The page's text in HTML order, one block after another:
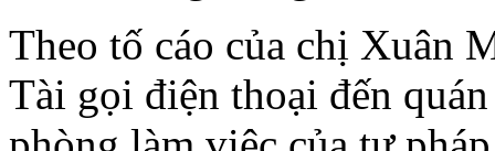
Theo tố cáo của chị Xuân
Tài gọi điện thoại đến